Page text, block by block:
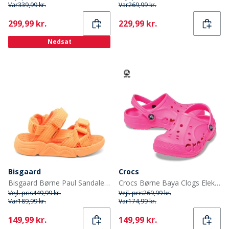
Var339,99 kr.
Current
299,99 kr.
Nedsat
Var269,99 kr.
Current
229,99 kr.
Bisgaard
Bisgaard Børne Paul Sandaler Orange
Vejl. pris449,99 kr.
Var189,99 kr.
Current
149,99 kr.
Crocs
Crocs Børne Baya Clogs Elektrisk Pink
Vejl. pris269,99 kr.
Var174,99 kr.
Current
149,99 kr.